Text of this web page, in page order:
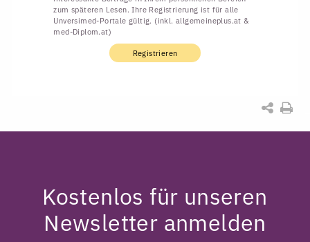
zum späteren Lesen. Ihre Registrierung ist für alle
Unversimed-Portale gültig. (inkl. allgemeineplus.at &
med-Diplom.at)
Registrieren
Kostenlos für unseren
Newsletter anmelden